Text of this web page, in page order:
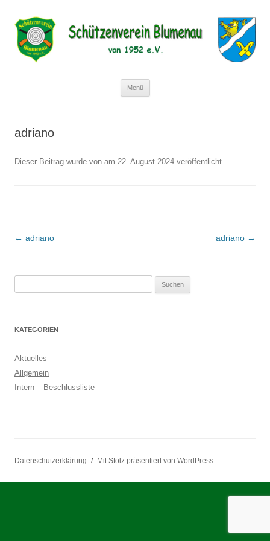
Schützenverein Blumenau von 1952
e.V.
Menü
adriano
Dieser Beitrag wurde von am 22. August 2024 veröffentlicht.
Beitragsnavigation
← adriano adriano →
KATEGORIEN
Aktuelles
Allgemein
Intern – Beschlussliste
Datenschutzerklärung Mit Stolz präsentiert von WordPress